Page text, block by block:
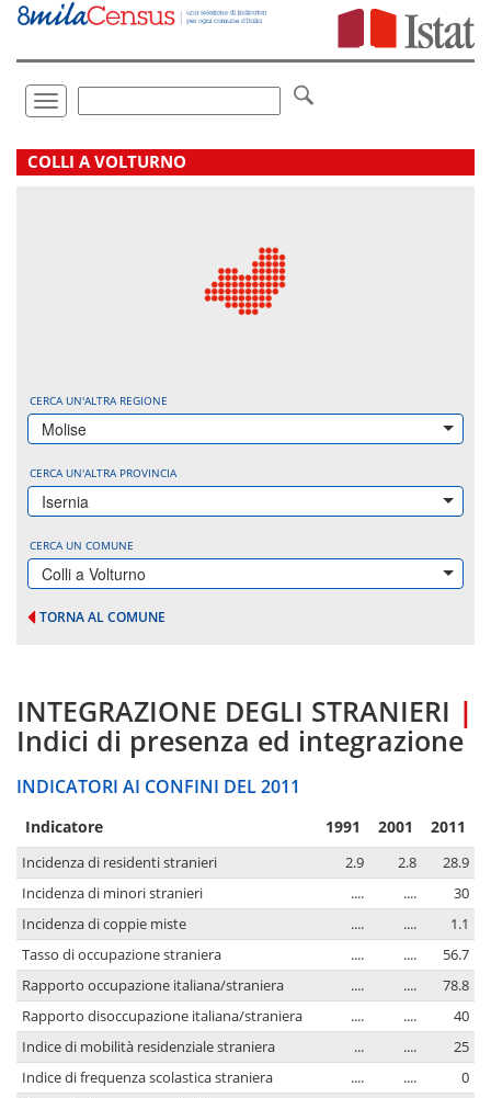
Vai
direttamente
Toggle
navigation
.
COLLI A VOLTURNO
CERCA UN'ALTRA REGIONE
Molise
CERCA UN'ALTRA PROVINCIA
Isernia
CERCA UN COMUNE
Colli a Volturno
TORNA AL COMUNE
INTEGRAZIONE DEGLI STRANIERI |
Indici di presenza ed integrazione
INDICATORI AI CONFINI DEL 2011
Indicatore 1991 2001 2011
Incidenza di residenti stranieri 2.9 2.8
28.9
Incidenza di minori stranieri
.... ....
30
Incidenza di coppie miste
.... ....
1.1
Tasso di occupazione straniera
.... ....
56.7
Rapporto occupazione italiana/straniera
.... ....
78.8
Rapporto disoccupazione italiana/straniera
.... ....
40
Indice di mobilità residenziale straniera
... ....
25
Indice di frequenza scolastica straniera
.... ....
0